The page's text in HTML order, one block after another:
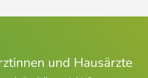
und Hausärzte